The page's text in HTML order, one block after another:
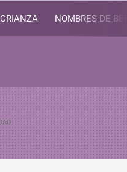
CRIANZA NOMBRES DE